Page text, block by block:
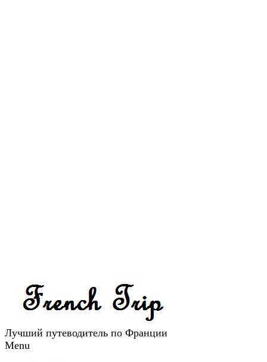
Лучший путеводитель по Франции
Menu